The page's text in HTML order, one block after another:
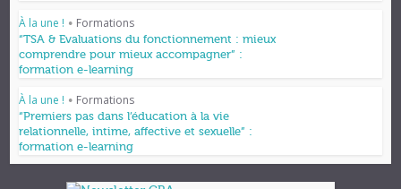
À la une ! • Formations
“TSA & Evaluations du fonctionnement : mieux
comprendre pour mieux accompagner” :
formation e-learning
À la une ! • Formations
“Premiers pas dans l’éducation à la vie
relationnelle, intime, affective et sexuelle” :
formation e-learning